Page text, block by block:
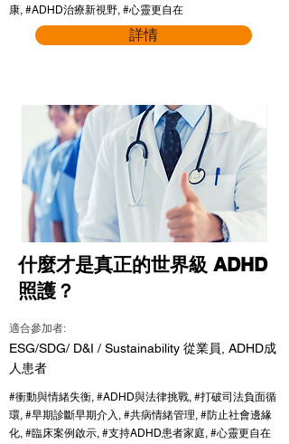
康, #ADHD治療新視野, #心靈更自在
詳情
什麼才是真正的世界級 ADHD
照護？
適合參加者:
ESG/SDG/ D&I / Sustainability 從業員, ADHD成
人患者
#衝動與情緒失衡, #ADHD與法律挑戰, #打破司法負面循
環, #早期診斷早期介入, #共病情緒管理, #防止社會邊緣
化, #臨床案例啟示, #支持ADHD患者家庭, #心靈更自在